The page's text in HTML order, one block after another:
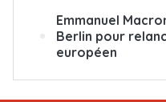
Emmanuel
Berlin pour
européen